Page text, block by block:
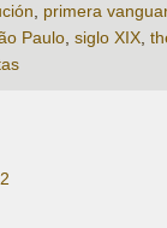
primera
Paulo siglo XIX